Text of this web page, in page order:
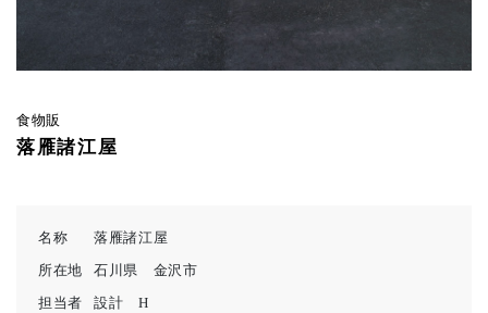
食物販
落雁諸江屋
名称
落雁諸江屋
所在地
石川県 金沢市
担当者
設計 H